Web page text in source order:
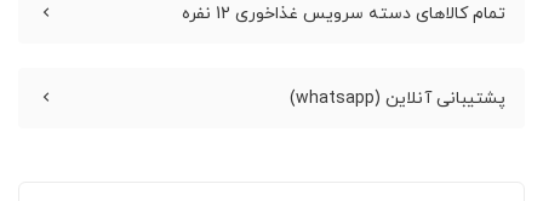
تمام کالاهای دسته سرویس غذاخوری 12 نفره
پشتیبانی آنلاین (whatsapp)